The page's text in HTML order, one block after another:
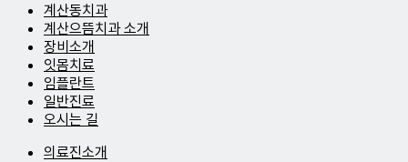
계산동치과
계산으뜸치과 소개
장비소개
잇몸치료
임플란트
일반진료
오시는 길
의료진소개